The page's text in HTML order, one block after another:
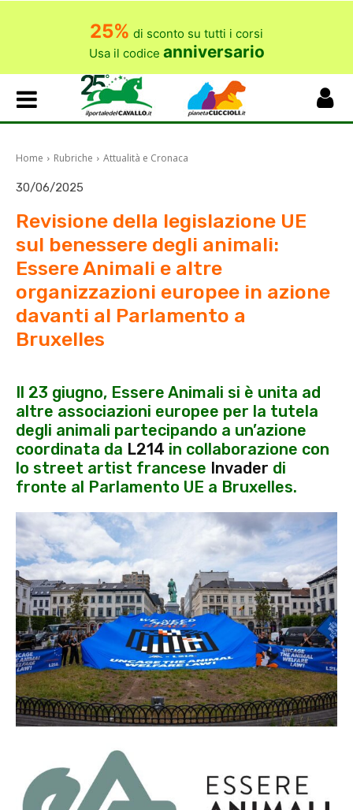
25% di sconto su tutti i corsi
Usa il codice anniversario
Home Rubriche Attualità e Cronaca
30/06/2025
Revisione della legislazione UE
sul benessere degli animali:
Essere Animali e altre
organizzazioni europee in azione
davanti al Parlamento a
Bruxelles
Il 23 giugno, Essere Animali si è unita ad
altre associazioni europee per la tutela
degli animali partecipando a un’azione
coordinata da L214 in collaborazione con
lo street artist francese Invader di
fronte al Parlamento UE a Bruxelles.